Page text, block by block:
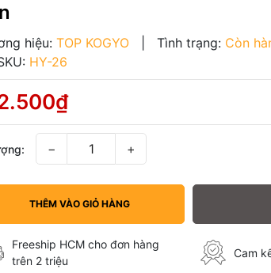
hiệu: TOP KOGYO Tình trạng: Còn
HY-26
− +
THÊM VÀO GIỎ HÀNG
Freeship HCM cho đơn hàng
trên 2 triệu
Cam